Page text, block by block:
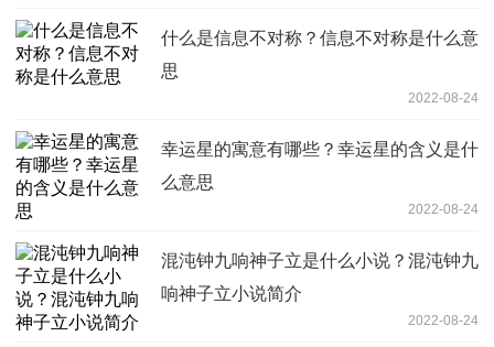
什么是信息不对称？信息不对称是什么意
思
2022-08-24
幸运星的寓意有哪些？幸运星的含义是什
么意思
2022-08-24
混沌钟九响神子立是什么小说？混沌钟九
响神子立小说简介
2022-08-24